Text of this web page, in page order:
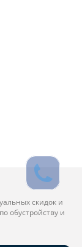
скидок и
обустройству и